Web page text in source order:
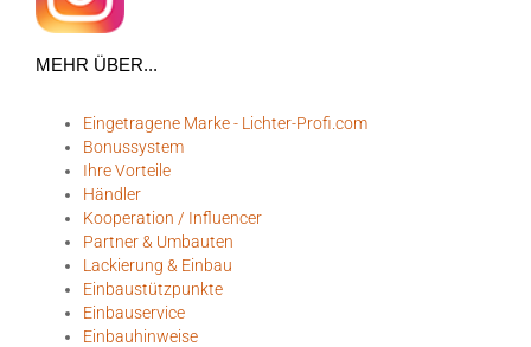
MEHR ÜBER...
Eingetragene Marke - Lichter-Profi.com
Bonussystem
Ihre Vorteile
Händler
Kooperation / Influencer
Partner & Umbauten
Lackierung & Einbau
Einbaustützpunkte
Einbauservice
Einbauhinweise